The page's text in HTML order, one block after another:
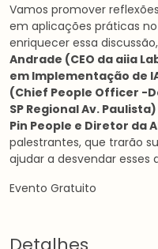
Vamos promover
em aplicações práticas
enriquecer essa
Andrade (CEO da aiia
em Implementação de
(Chief People Officer -
SP Regional Av.
Pin People e Diretor da
palestrantes, que trarão
ajudar a desvendar esses
Evento Gratuito